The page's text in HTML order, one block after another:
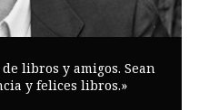
libros y amigos. Sean
y felices libros.»